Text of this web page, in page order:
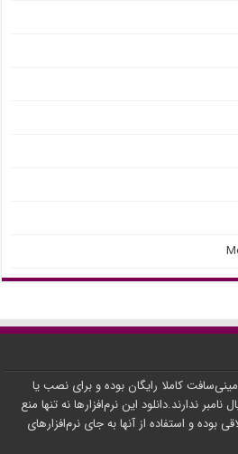
کاملا رایگان بوده و برای نصب یا
ندارند.دانلود این نرم‌افزارها نه تنها منع
بوده و استفاده از آنها به جای نرم‌افزارهای